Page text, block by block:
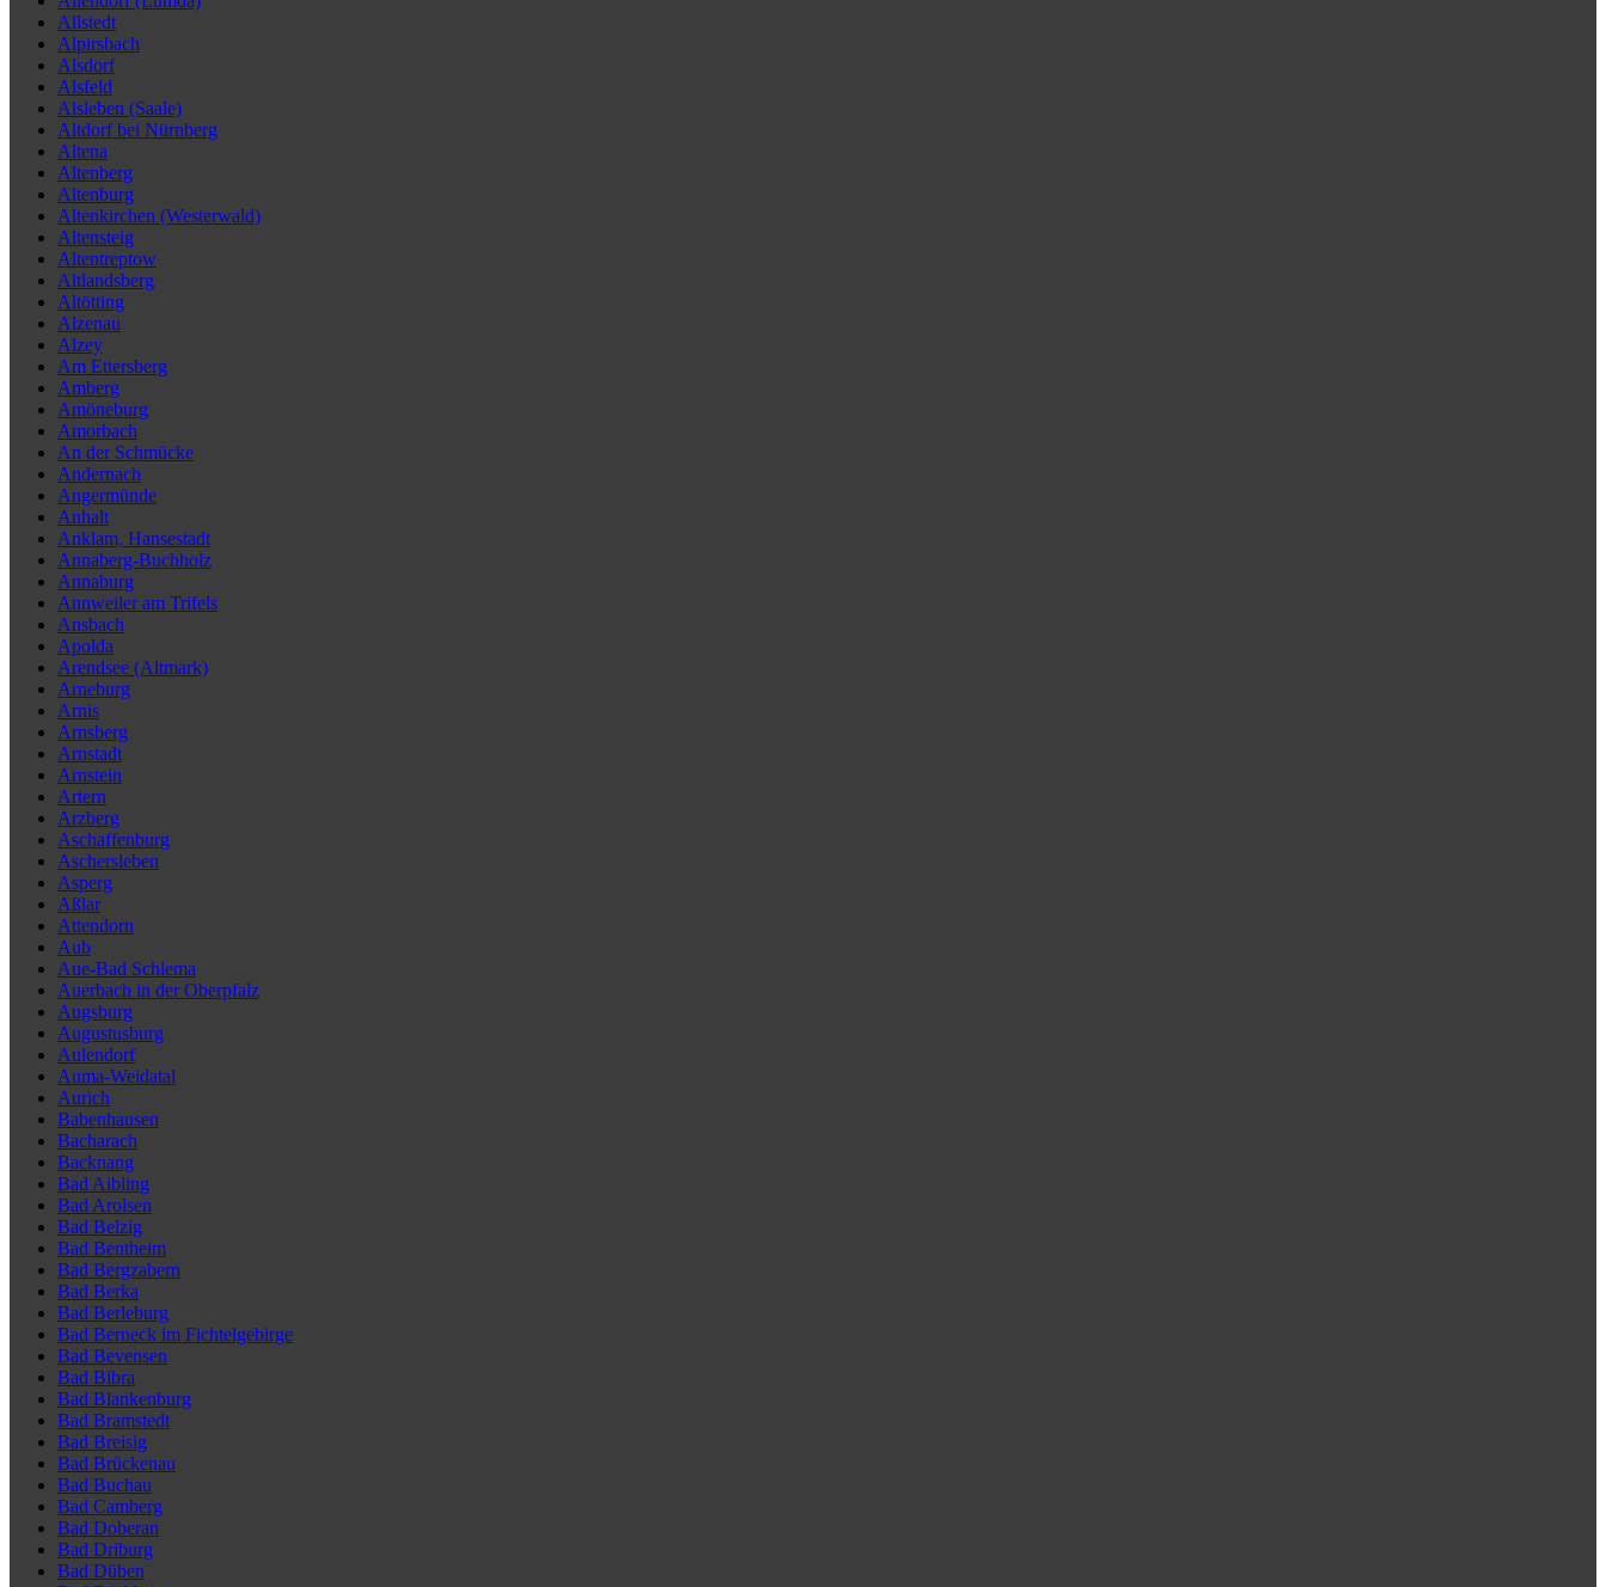
Allstedt
Alpirsbach
Alsdorf
Alsfeld
Alsleben (Saale)
Altdorf bei Nürnberg
Altena
Altenberg
Altenburg
Altenkirchen (Westerwald)
Altensteig
Altentreptow
Altlandsberg
Altötting
Alzenau
Alzey
Am Ettersberg
Amberg
Amöneburg
Amorbach
An der Schmücke
Andernach
Angermünde
Anhalt
Anklam, Hansestadt
Annaberg-Buchholz
Annaburg
Annweiler am Trifels
Ansbach
Apolda
Arendsee (Altmark)
Arneburg
Arnis
Arnsberg
Arnstadt
Arnstein
Artern
Arzberg
Aschaffenburg
Aschersleben
Asperg
Aßlar
Attendorn
Aub
Aue-Bad Schlema
Auerbach in der Oberpfalz
Augsburg
Augustusburg
Aulendorf
Auma-Weidatal
Aurich
Babenhausen
Bacharach
Backnang
Bad Aibling
Bad Arolsen
Bad Belzig
Bad Bentheim
Bad Bergzabern
Bad Berka
Bad Berleburg
Bad Berneck im Fichtelgebirge
Bad Bevensen
Bad Bibra
Bad Blankenburg
Bad Bramstedt
Bad Breisig
Bad Brückenau
Bad Buchau
Bad Camberg
Bad Doberan
Bad Driburg
Bad Düben